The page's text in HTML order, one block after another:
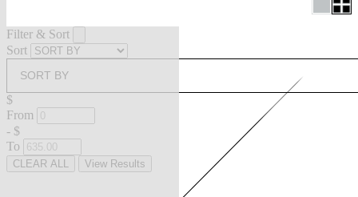
Filter & Sort
Sort
SORT BY
$
From
- $
To
CLEAR ALL View Results